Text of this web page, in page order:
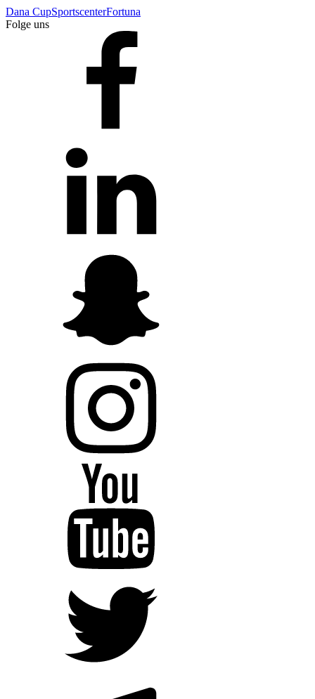
Dana CupSportscenterFortuna
Folge uns